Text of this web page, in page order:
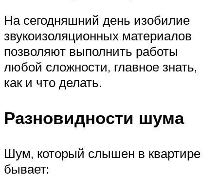
На сегодняшний день изобилие
звукоизоляционных материалов
позволяют выполнить работы
любой сложности, главное знать,
как и что делать.
Разновидности шума
Шум, который слышен в квартире
бывает: